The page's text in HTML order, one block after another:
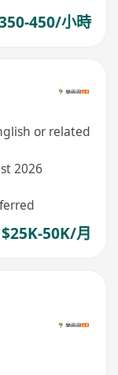
450/小時
or related
2026
$25K-50K/月